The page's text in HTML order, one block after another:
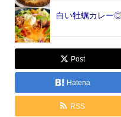
白い牡蠣カレー
Post
Hatena
RSS